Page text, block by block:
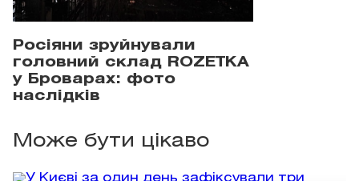
Росіяни зруйнували
головний склад ROZETKA
у Броварах: фото
наслідків
Може бути цікаво